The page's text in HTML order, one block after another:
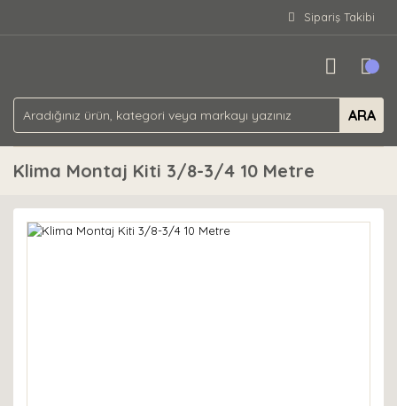
Sipariş Takibi
ARA
Klima Montaj Kiti 3/8-3/4 10 Metre